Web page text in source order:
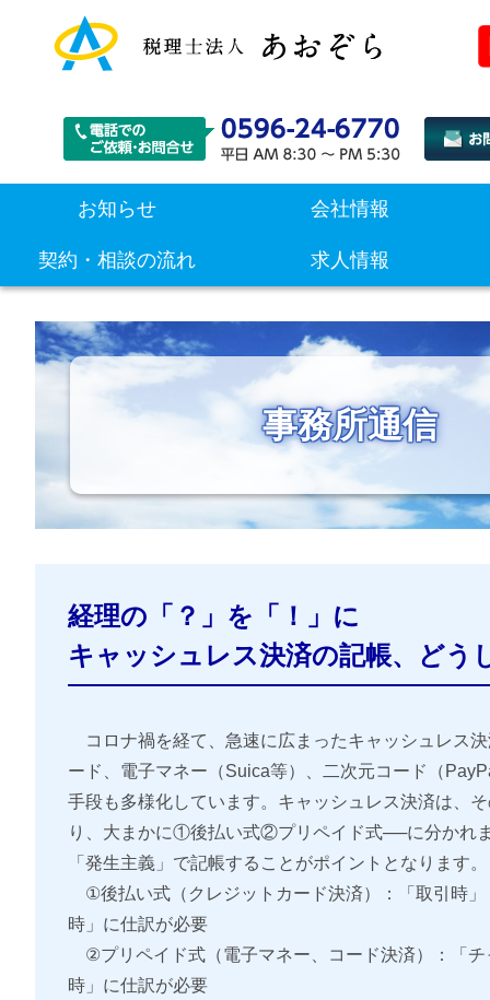
お知らせ 会社情報
契約・相談の流れ 求人情報
事務所通信
経理の「？」を「！」に
キャッシュレス決済の記帳、どう
コロナ禍を経て、急速に広まったキャッシュレス
ード、電子マネー（Suica等）、二次元コード（
手段も多様化しています。キャッシュレス決済は、
り、大まかに①後払い式②プリペイド式──に分かれ
「発生主義」で記帳することがポイントとなります。
①後払い式（クレジットカード決済）：「取引時」
時」に仕訳が必要
②プリペイド式（電子マネー、コード決済）：「チ
時」に仕訳が必要